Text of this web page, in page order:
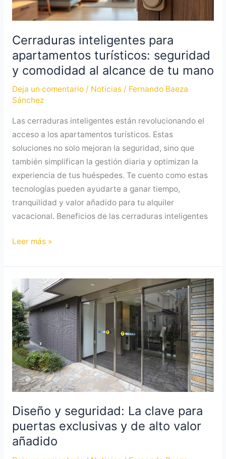
Cerraduras inteligentes para
apartamentos turísticos: seguridad
y comodidad al alcance de tu mano
Deja un comentario / Noticias/ Fernando Baeza
Sánchez
Las cerraduras inteligentes están revolucionando el
acceso a los apartamentos turísticos. Estas
soluciones no solo mejoran la seguridad, sino que
también simplifican la gestión diaria y optimizan la
experiencia de tus huéspedes. Te cuento como estas
tecnologías pueden ayudarte a ganar tiempo,
tranquilidad y valor añadido para tu alquiler
vacacional. Beneficios de las cerraduras inteligentes
y
comodidad
al
de
tu
mano
Leer más »
Diseño y seguridad: La clave para
puertas exclusivas y de alto valor
añadido
Diseño
y
seguridad:
La
clave
para
puertas
exclusivas
y
de
valor
añadido